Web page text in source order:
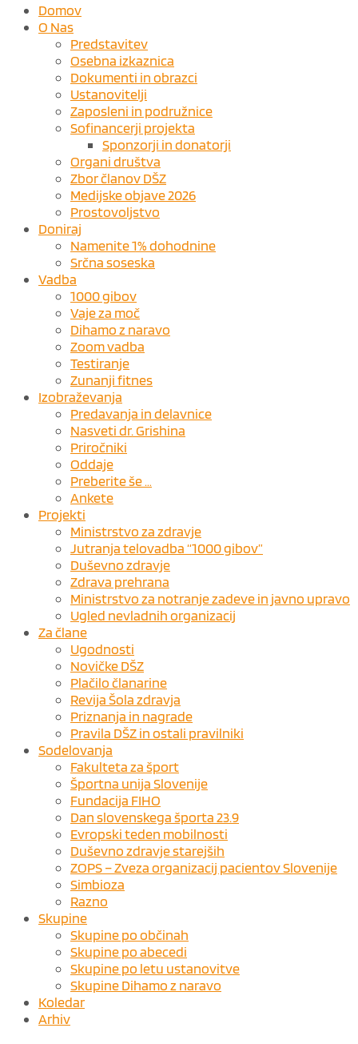
Domov
O Nas
Predstavitev
Osebna izkaznica
Dokumenti in obrazci
Ustanovitelji
Zaposleni in podružnice
Sofinancerji projekta
Sponzorji in donatorji
Organi društva
Zbor članov DŠZ
Medijske objave 2026
Prostovoljstvo
Doniraj
Namenite 1% dohodnine
Srčna soseska
Vadba
1000 gibov
Vaje za moč
Dihamo z naravo
Zoom vadba
Testiranje
Zunanji fitnes
Izobraževanja
Predavanja in delavnice
Nasveti dr. Grishina
Priročniki
Oddaje
Preberite še …
Ankete
Projekti
Ministrstvo za zdravje
Jutranja telovadba “1000 gibov”
Duševno zdravje
Zdrava prehrana
Ministrstvo za notranje zadeve in javno upravo
Ugled nevladnih organizacij
Za člane
Ugodnosti
Novičke DŠZ
Plačilo članarine
Revija Šola zdravja
Priznanja in nagrade
Pravila DŠZ in ostali pravilniki
Sodelovanja
Fakulteta za šport
Športna unija Slovenije
Fundacija FIHO
Dan slovenskega športa 23.9
Evropski teden mobilnosti
Duševno zdravje starejših
ZOPS – Zveza organizacij pacientov Slovenije
Simbioza
Razno
Skupine
Skupine po občinah
Skupine po abecedi
Skupine po letu ustanovitve
Skupine Dihamo z naravo
Koledar
Arhiv